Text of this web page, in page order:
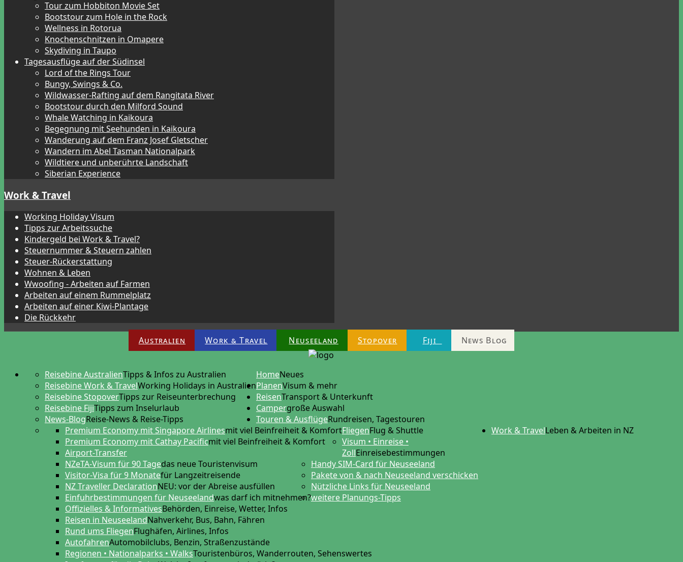
Tour zum Hobbiton Movie Set
Bootstour zum Hole in the Rock
Wellness in Rotorua
Knochenschnitzen in Omapere
Skydiving in Taupo
Tagesausflüge auf der Südinsel
Lord of the Rings Tour
Bungy, Swings & Co.
Wildwasser-Rafting auf dem Rangitata River
Bootstour durch den Milford Sound
Whale Watching in Kaikoura
Begegnung mit Seehunden in Kaikoura
Wanderung auf dem Franz Josef Gletscher
Wandern im Abel Tasman Nationalpark
Wildtiere und unberührte Landschaft
Siberian Experience
Work & Travel
Working Holiday Visum
Tipps zur Arbeitssuche
Kindergeld bei Work & Travel?
Steuernummer & Steuern zahlen
Steuer-Rückerstattung
Wohnen & Leben
Wwoofing - Arbeiten auf Farmen
Arbeiten auf einem Rummelplatz
Arbeiten auf einer Kiwi-Plantage
Die Rückkehr
Australien Work & Travel Neuseeland Stopover Fiji News Blog
HomeNeues
Reisebine AustralienTipps & Infos zu Australien
Reisebine Work & TravelWorking Holidays in Australien
Reisebine StopoverTipps zur Reiseunterbrechung
Reisebine FijiTipps zum Inselurlaub
News-BlogReise-News & Reise-Tipps
PlanenVisum & mehr
FliegenFlug & Shuttle
Premium Economy mit Singapore Airlinesmit viel Beinfreiheit & Komfort
Premium Economy mit Cathay Pacificmit viel Beinfreiheit & Komfort
Airport-Transfer
Visum • Einreise •
ZollEinreisebestimmungen
NZeTA-Visum für 90 Tagedas neue Touristenvisum
Visitor-Visa für 9 Monatefür Langzeitreisende
NZ Traveller DeclarationNEU: vor der Abreise ausfüllen
Einfuhrbestimmungen für Neuseelandwas darf ich mitnehmen?
Handy SIM-Card für Neuseeland
Pakete von & nach Neuseeland verschicken
Nützliche Links für Neuseeland
Offizielles & InformativesBehörden, Einreise, Wetter, Infos
Reisen in NeuseelandNahverkehr, Bus, Bahn, Fähren
Rund ums FliegenFlughäfen, Airlines, Infos
AutofahrenAutomobilclubs, Benzin, Straßenzustände
Regionen • Nationalparks • WalksTouristenbüros, Wanderrouten, Sehenswertes
weitere Planungs-Tipps
ReisenTransport & Unterkunft
Campergroße Auswahl
Touren & AusflügeRundreisen, Tagestouren
Work & TravelLeben & Arbeiten in NZ